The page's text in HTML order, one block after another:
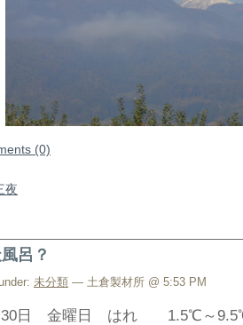
(0)
夜
呂？
未分類 — 土倉製材所 @ 5:53 PM
30日 金曜日 はれ 1.5℃～